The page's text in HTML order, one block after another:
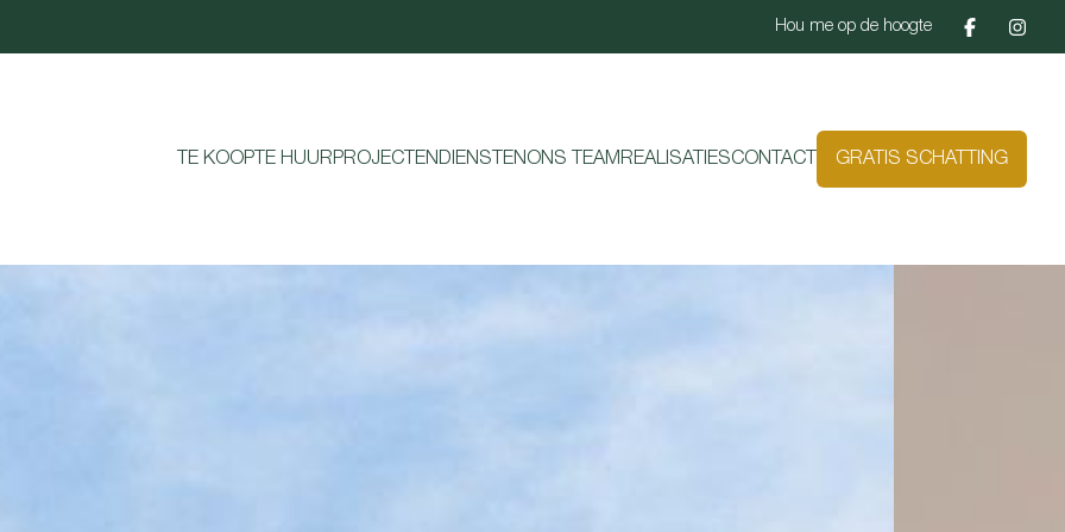
Hou me op de hoogte
TE KOOPTE HUUR PROJECTEN DIENSTEN ONS TEAM REALISATIESCONTACT GRATIS SCHATTING